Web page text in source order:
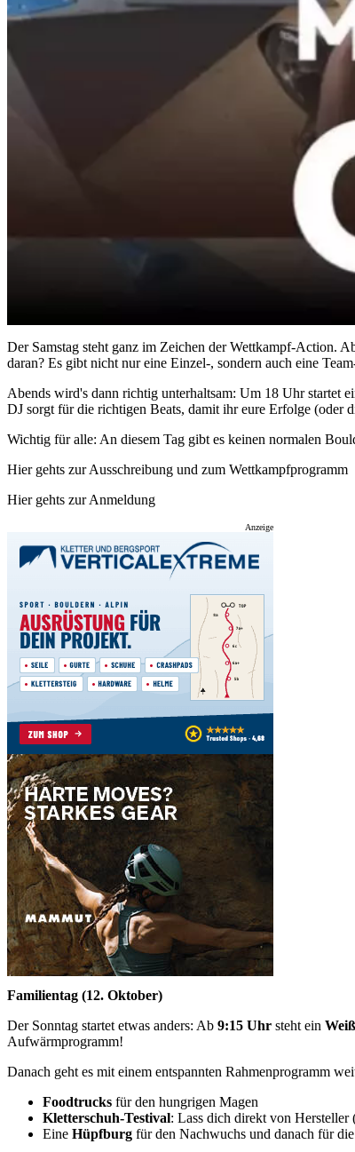
Der Samstag steht ganz im Zeichen der Wettkampf-Action.
daran? Es gibt nicht nur eine Einzel-, sondern auch eine
Abends wird's dann richtig unterhaltsam: Um 18 Uhr startet
DJ sorgt für die richtigen Beats, damit ihr eure Erfolge (oder
Wichtig für alle: An diesem Tag gibt es keinen normalen
Hier gehts zur Ausschreibung und zum Wettkampfprogramm
Hier gehts zur Anmeldung
Anzeige
Familientag (12. Oktober)
Der Sonntag startet etwas anders: Ab 9:15 Uhr steht ein
Aufwärmprogramm!
Danach geht es mit einem entspannten Rahmenprogramm
Foodtrucks für den hungrigen Magen
Kletterschuh-Testival: Lass dich direkt von Hersteller
Eine Hüpfburg für den Nachwuchs und danach für